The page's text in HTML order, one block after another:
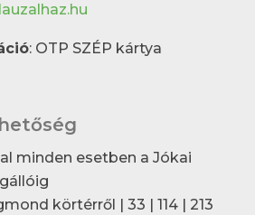
: OTP SZÉP kártya
minden esetben a Jókai
körtérről | 33 | 114 | 213